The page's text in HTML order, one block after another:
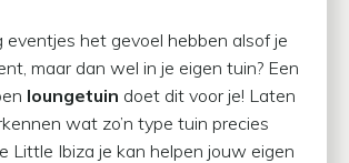
eventjes het gevoel hebben alsof je
maar dan wel in je eigen tuin? Een
loungetuin doet dit voor je! Laten
wat zo’n type tuin precies
Little Ibiza je kan helpen jouw eigen